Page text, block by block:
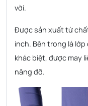
vời.
Được sản xuất từ
inch. Bên trong là
khác biệt, được may
nâng đỡ.